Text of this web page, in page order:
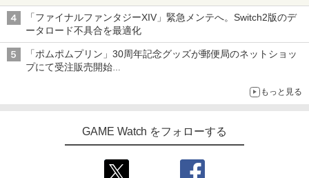
本日8月7日より先着・数量限定で配布
「ファイナルファンタジーXIV」緊急メンテへ。Switch2版のデ
ータロード不具合を最適化
「ポムポムプリン」30周年記念グッズが郵便局のネットショッ
プにて受注販売開始
もっと見る
GAME Watch をフォローする